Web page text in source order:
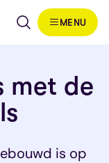
MENU
met de
is op